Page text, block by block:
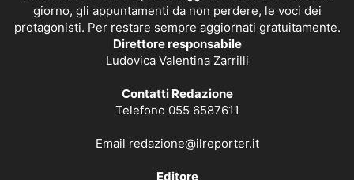
giorno, gli appuntamenti da non perdere, le voci dei
protagonisti. Per restare sempre aggiornati gratuitamente.
Direttore responsabile
Ludovica Valentina Zarrilli
Contatti Redazione
Telefono 055 6587611
Email redazione@ilreporter.it
Editore